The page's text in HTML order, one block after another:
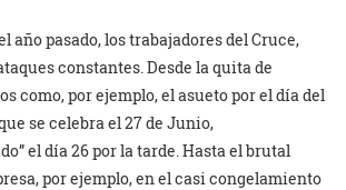
año pasado, los trabajadores del Cruce,
constantes. Desde la quita de
como, por ejemplo, el asueto por el día del
se celebra el 27 de Junio,
el día 26 por la tarde. Hasta el brutal
por ejemplo, en el casi congelamiento